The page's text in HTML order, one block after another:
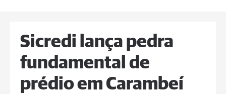
Sicredi lança pedra
fundamental de
prédio em Carambeí